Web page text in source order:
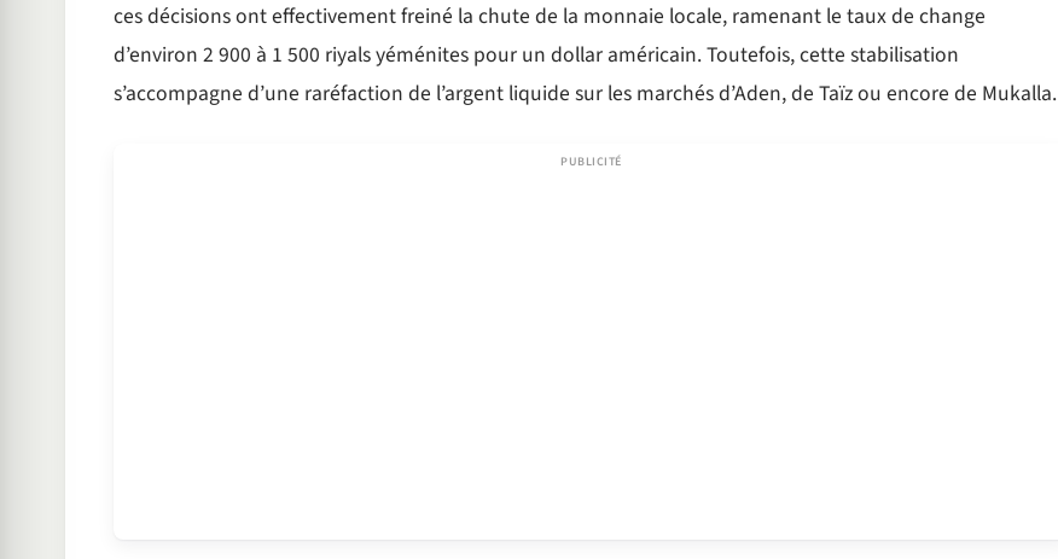
ces décisions ont effectivement freiné la chute de la monnaie locale, ramenant le taux de change
d’environ 2 900 à 1 500 riyals yéménites pour un dollar américain. Toutefois, cette stabilisation
s’accompagne d’une raréfaction de l’argent liquide sur les marchés d’Aden, de Taïz ou encore de Mukalla.